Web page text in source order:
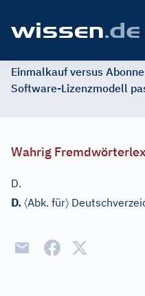
Einmalkauf versus
Software-Lizenzmodell
Wahrig
D.
D. 〈Abk. für〉